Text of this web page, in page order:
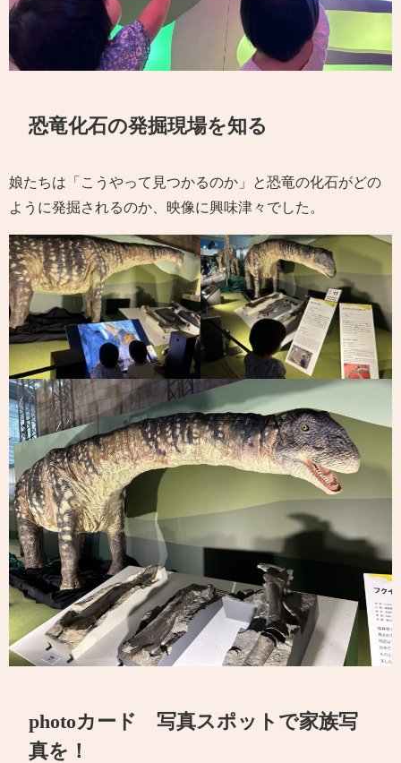
恐竜化石の発掘現場を知る
娘たちは「こうやって見つかるのか」と恐竜の化石がどの
ように発掘されるのか、映像に興味津々でした。
photoカード 写真スポットで家族写
真を！